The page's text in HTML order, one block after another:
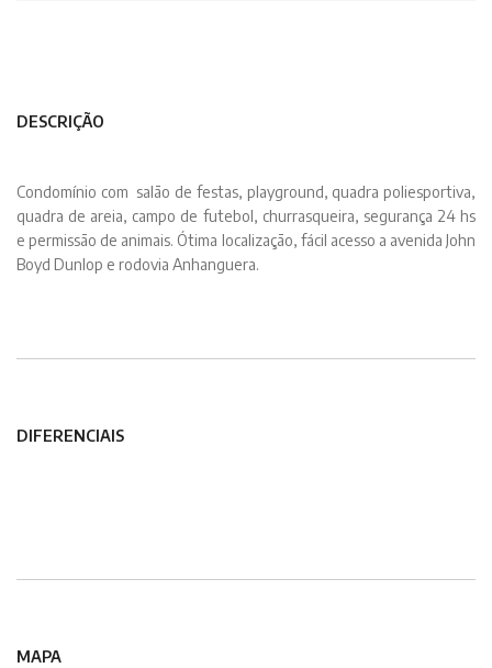
DESCRIÇÃO
Condomínio com salão de festas, playground, quadra poliesportiva,
quadra de areia, campo de futebol, churrasqueira, segurança 24 hs
e permissão de animais. Ótima localização, fácil acesso a avenida John
Boyd Dunlop e rodovia Anhanguera.
DIFERENCIAIS
MAPA